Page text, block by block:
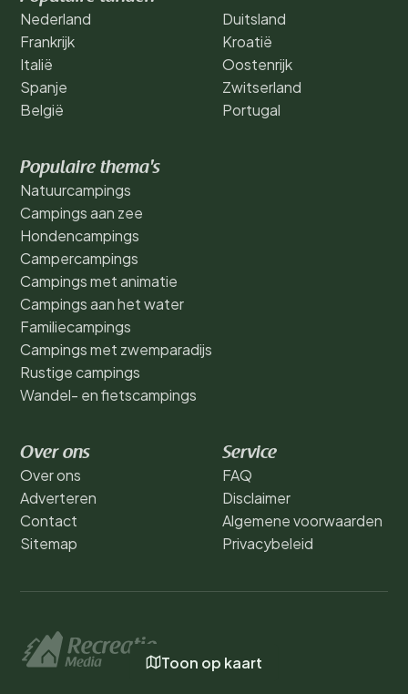
Toon op kaart
Nederland
Frankrijk
Italië
Spanje
België
Duitsland
Kroatië
Oostenrijk
Zwitserland
Portugal
Populaire thema's
Natuurcampings
Campings aan zee
Hondencampings
Campercampings
Campings met animatie
Campings aan het water
Familiecampings
Campings met zwemparadijs
Rustige campings
Wandel- en fietscampings
Over ons
Over ons
Adverteren
Contact
Sitemap
Service
FAQ
Disclaimer
Algemene voorwaarden
Privacybeleid